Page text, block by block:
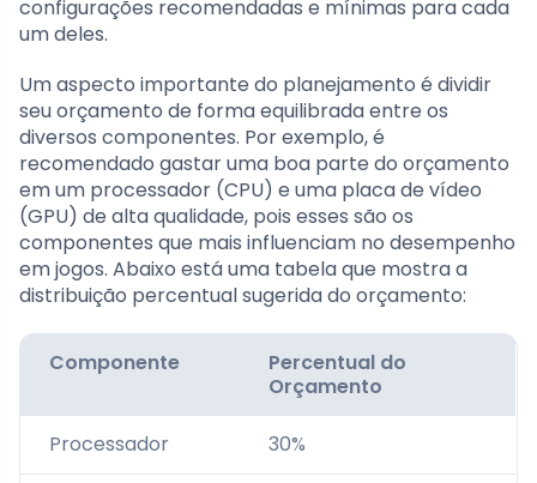
configurações recomendadas e mínimas para cada
um deles.
Um aspecto importante do planejamento é dividir
seu orçamento de forma equilibrada entre os
diversos componentes. Por exemplo, é
recomendado gastar uma boa parte do orçamento
em um processador (CPU) e uma placa de vídeo
(GPU) de alta qualidade, pois esses são os
componentes que mais influenciam no desempenho
em jogos. Abaixo está uma tabela que mostra a
distribuição percentual sugerida do orçamento:
Componente
Percentual do
Orçamento
Processador 30%